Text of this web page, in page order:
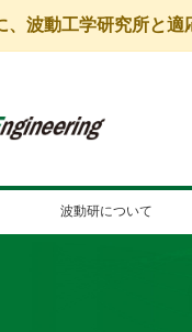
、波動工学研究所と適
波動研について